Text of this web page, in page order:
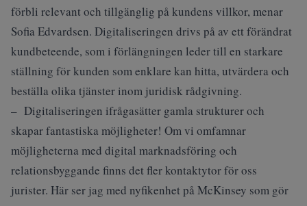
förbli relevant och tillgänglig på kundens villkor, menar
Sofia Edvardsen. Digitaliseringen drivs på av ett förändrat
kundbeteende, som i förlängningen leder till en starkare
ställning för kunden som enklare kan hitta, utvärdera och
beställa olika tjänster inom juridisk rådgivning.
– Digitaliseringen ifrågasätter gamla strukturer och
skapar fantastiska möjligheter! Om vi omfamnar
möjligheterna med digital marknadsföring och
relationsbyggande finns det fler kontaktytor för oss
jurister. Här ser jag med nyfikenhet på McKinsey som gör